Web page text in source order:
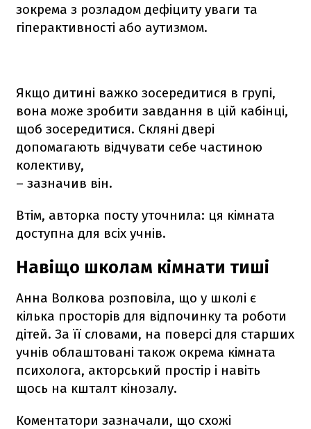
зокрема з розладом дефіциту уваги та
гіперактивності або аутизмом.
Якщо дитині важко зосередитися в групі,
вона може зробити завдання в цій кабінці,
щоб зосередитися. Скляні двері
допомагають відчувати себе частиною
колективу,
– зазначив він.
Втім, авторка посту уточнила: ця кімната
доступна для всіх учнів.
Навіщо школам кімнати тиші
Анна Волкова розповіла, що у школі є
кілька просторів для відпочинку та роботи
дітей. За її словами, на поверсі для старших
учнів облаштовані також окрема кімната
психолога, акторський простір і навіть
щось на кшталт кінозалу.
Коментатори зазначали, що схожі